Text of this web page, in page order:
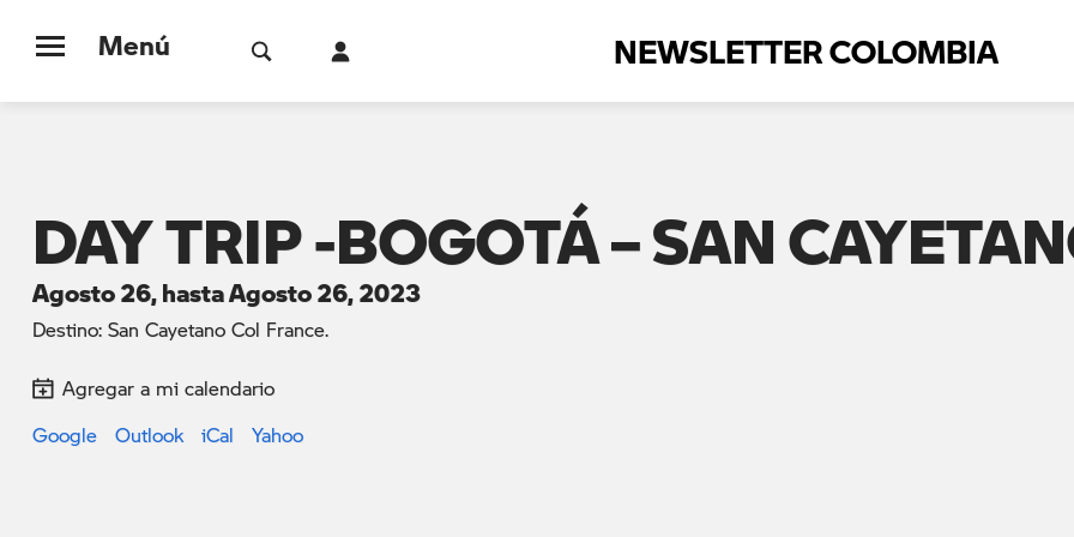
Menú NEWSLETTER COLOMBIA
DAY TRIP -BOGOTÁ – SAN
Agosto 26, hasta Agosto 26, 2023
Destino: San Cayetano Col France.
Agregar a mi calendario
Google
Outlook iCal Yahoo